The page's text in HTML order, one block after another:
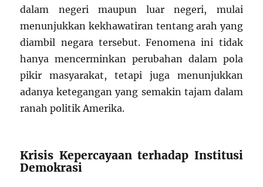
dalam negeri maupun luar negeri, mulai
menunjukkan kekhawatiran tentang arah yang
diambil negara tersebut. Fenomena ini tidak
hanya mencerminkan perubahan dalam pola
pikir masyarakat, tetapi juga menunjukkan
adanya ketegangan yang semakin tajam dalam
ranah politik Amerika.
Krisis Kepercayaan terhadap Institusi
Demokrasi